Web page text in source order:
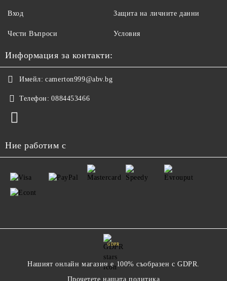
Вход
Чести Въпроси
Защита на личните данни
Условия
Информация за контакти:
Имейл: camerton999@abv.bg
Телефон: 0884453466
Ние работим с
GDPR
Нашият онлайн магазин е 100% съобразен с GDPR.
Прочетете нашата политика